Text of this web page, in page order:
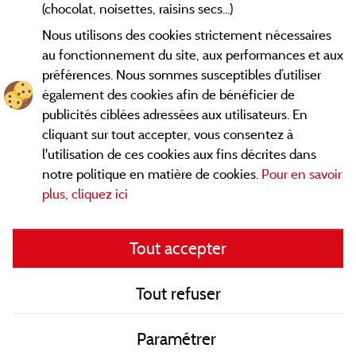
Contact
CGV
Les meilleurs campings en Savoie. Consultez les fiches de nos
adhérents et découvrez nos meilleures offres en Chartreuse,
en Maurienne, Génévois, des lacs d'Aiguebelette, Annecy,
Léman et Le Bourget... informez vous directement ici en ligne
avant de contacter le camping pour réserver votre séjour
Faites vous votre propre idée du camping, au pied d'un lac, en
famille, avec vos animaux de compagnie, enVTT/Velo, sous la
tente, en camping car, dans un mobil home ou même de
Retrouvez ici tous les campings en Savoie
(chocolat, noisettes, raisins secs...)
Nous utilisons des cookies strictement nécessaires
au fonctionnement du site, aux performances et aux
préférences. Nous sommes susceptibles d’utiliser
également des cookies afin de bénéficier de
publicités ciblées adressées aux utilisateurs. En
cliquant sur tout accepter, vous consentez à
l'utilisation de ces cookies aux fins décrites dans
notre politique en matière de cookies. Pour en savoir
plus, cliquez ici
Tout accepter
Tout refuser
Paramétrer